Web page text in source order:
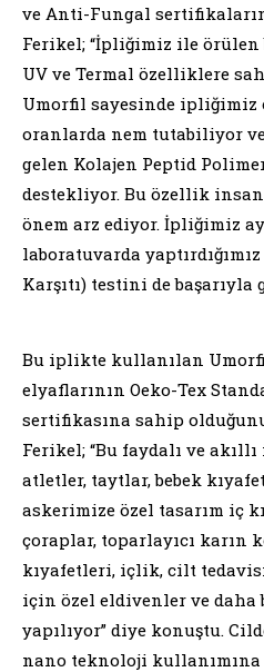
ve Anti-Fungal
Ferikel; “İpliğimiz ile örülen
UV ve Termal özelliklere
Umorfil sayesinde ipliğimiz
oranlarda nem tutabiliyor
gelen Kolajen Peptid
destekliyor. Bu özellik insan
önem arz ediyor. İpliğimiz
laboratuvarda
Karşıtı) testini de başarıyla
Bu iplikte kullanılan
elyaflarının Oeko-Tex
sertifikasına sahip
Ferikel; “Bu faydalı ve
atletler, taytlar, bebek
askerimize özel tasarım iç
çoraplar, toparlayıcı karın
kıyafetleri, içlik, cilt
için özel eldivenler ve daha
yapılıyor” diye konuştu.
nano teknoloji kullanımına